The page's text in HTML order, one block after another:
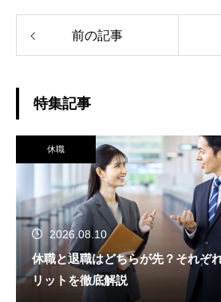
前の記事
特集記事
休職
2026.08.10
休職と退職はどちらが先？それぞ
リットを徹底解説